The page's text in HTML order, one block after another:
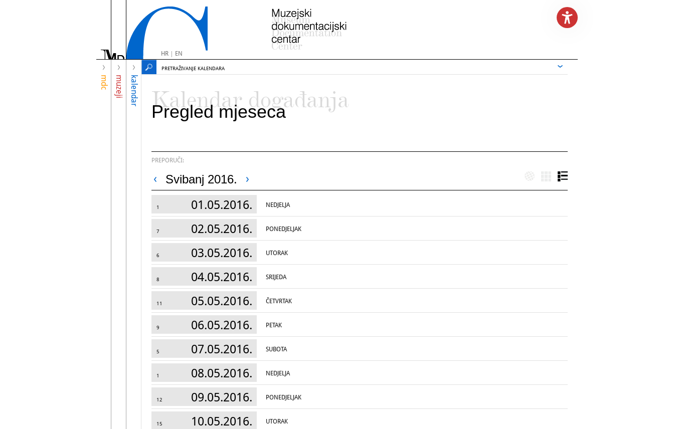
HR| EN
mdc muzeji kalendar
PRETRAŽIVANJE KALENDARA
Kalendar događanja
Pregled mjeseca
PREPORUČI:
Svibanj 2016.
1 01.05.2016. NEDJELJA
7 02.05.2016. PONEDJELJAK
6 03.05.2016. UTORAK
8 04.05.2016. SRIJEDA
11 05.05.2016. ČETVRTAK
9 06.05.2016. PETAK
5 07.05.2016. SUBOTA
1 08.05.2016. NEDJELJA
12 09.05.2016. PONEDJELJAK
15 10.05.2016. UTORAK